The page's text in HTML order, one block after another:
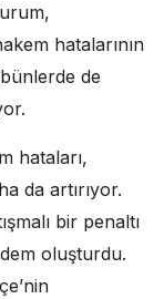
hatalarının
de
hataları,
da artırıyor.
bir penaltı
oluşturdu.